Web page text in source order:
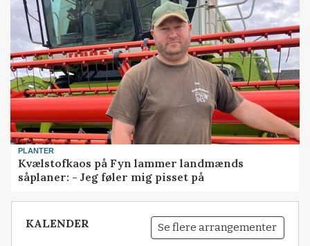
PLANTER
Kvælstofkaos på Fyn lammer landmænds
såplaner: - Jeg føler mig pisset på
KALENDER Se flere arrangementer